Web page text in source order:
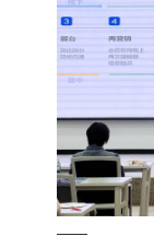
——